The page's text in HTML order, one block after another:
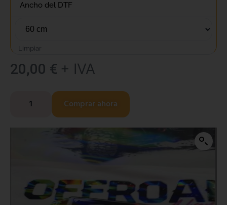
Ancho del DTF
Limpiar
20,00 € + IVA
Comprar ahora